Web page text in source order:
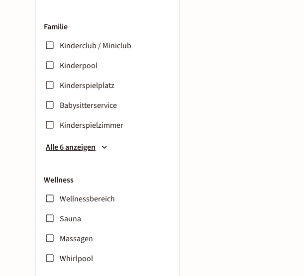
Familie
Kinderclub / Miniclub
Kinderpool
Kinderspielplatz
Babysitterservice
Kinderspielzimmer
Alle 6 anzeigen
Wellness
Wellnessbereich
Sauna
Massagen
Whirlpool